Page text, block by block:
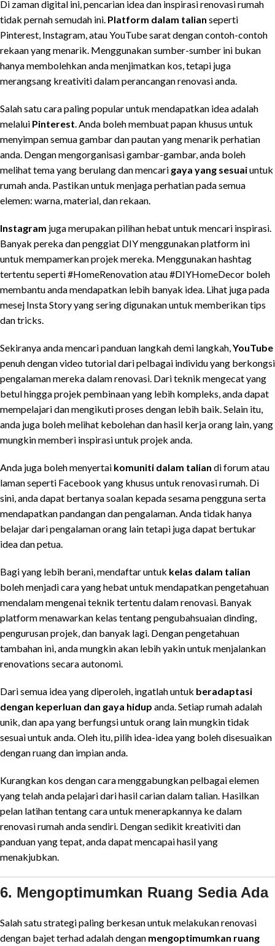
Di zaman digital ini, pencarian idea dan inspirasi renovasi rumah
tidak pernah semudah ini. Platform dalam talian seperti
Pinterest, Instagram, atau YouTube sarat dengan contoh-contoh
rekaan yang menarik. Menggunakan sumber-sumber ini bukan
hanya membolehkan anda menjimatkan kos, tetapi juga
merangsang kreativiti dalam perancangan renovasi anda.
Salah satu cara paling popular untuk mendapatkan idea adalah
melalui Pinterest . Anda boleh membuat papan khusus untuk
menyimpan semua gambar dan pautan yang menarik perhatian
anda. Dengan mengorganisasi gambar-gambar, anda boleh
melihat tema yang berulang dan mencari gaya yang sesuaiuntuk
rumah anda. Pastikan untuk menjaga perhatian pada semua
elemen: warna, material, dan rekaan.
Instagram juga merupakan pilihan hebat untuk mencari inspirasi.
Banyak pereka dan penggiat DIY menggunakan platform ini
untuk mempamerkan projek mereka. Menggunakan hashtag
tertentu seperti #HomeRenovation atau #DIYHomeDecor boleh
membantu anda mendapatkan lebih banyak idea. Lihat juga pada
mesej Insta Story yang sering digunakan untuk memberikan tips
dan tricks.
Sekiranya anda mencari panduan langkah demi langkah, YouTube
penuh dengan video tutorial dari pelbagai individu yang berkongsi
pengalaman mereka dalam renovasi. Dari teknik mengecat yang
betul hingga projek pembinaan yang lebih kompleks, anda dapat
mempelajari dan mengikuti proses dengan lebih baik. Selain itu,
anda juga boleh melihat kebolehan dan hasil kerja orang lain, yang
mungkin memberi inspirasi untuk projek anda.
Anda juga boleh menyertai komuniti dalam talian di forum atau
laman seperti Facebook yang khusus untuk renovasi rumah. Di
sini, anda dapat bertanya soalan kepada sesama pengguna serta
mendapatkan pandangan dan pengalaman. Anda tidak hanya
belajar dari pengalaman orang lain tetapi juga dapat bertukar
idea dan petua.
Bagi yang lebih berani, mendaftar untuk kelas dalam talian
boleh menjadi cara yang hebat untuk mendapatkan pengetahuan
mendalam mengenai teknik tertentu dalam renovasi. Banyak
platform menawarkan kelas tentang pengubahsuaian dinding,
pengurusan projek, dan banyak lagi. Dengan pengetahuan
tambahan ini, anda mungkin akan lebih yakin untuk menjalankan
renovations secara autonomi.
Dari semua idea yang diperoleh, ingatlah untuk beradaptasi
dengan keperluan dan gaya hidup anda. Setiap rumah adalah
unik, dan apa yang berfungsi untuk orang lain mungkin tidak
sesuai untuk anda. Oleh itu, pilih idea-idea yang boleh disesuaikan
dengan ruang dan impian anda.
Kurangkan kos dengan cara menggabungkan pelbagai elemen
yang telah anda pelajari dari hasil carian dalam talian. Hasilkan
pelan latihan tentang cara untuk menerapkannya ke dalam
renovasi rumah anda sendiri. Dengan sedikit kreativiti dan
panduan yang tepat, anda dapat mencapai hasil yang
menakjubkan.
6. Mengoptimumkan Ruang Sedia Ada
Salah satu strategi paling berkesan untuk melakukan renovasi
dengan bajet terhad adalah dengan mengoptimumkan ruang